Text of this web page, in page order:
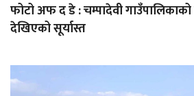
फोटो अफ द डे : चम्पादेवी गाउँपालिकाको
देखिएको सूर्यास्त